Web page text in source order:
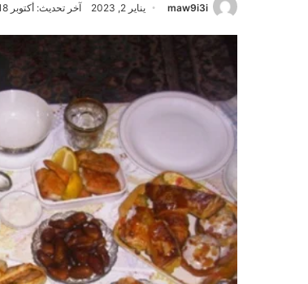
maw9i3i يناير 2, 2023 آخر تحديث: أكتوبر 18, 2023